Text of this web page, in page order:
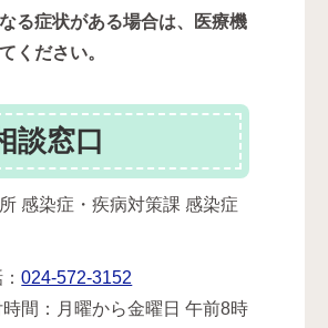
る症状がある場合は、医療機
ください。
談窓口
感染症・疾病対策課 感染症
：024-572-3152
時間：月曜から金曜日 午前8時